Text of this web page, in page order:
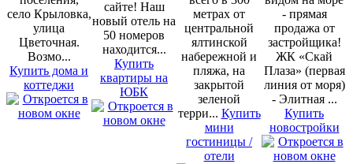
село Крыловка,
улица
Цветочная.
Возмо...
Купить дома и
коттеджи
сайте! Наш
новый отель на
50 номеров
находится...
Купить
квартиры на
ЮБК
метрах от
центральной
ялтинской
набережной и
пляжа, на
закрытой
зеленой
терри... Купить
мини
гостиницы /
отели
- прямая
продажа от
застройщика!
ЖК «Скай
Плаза» (первая
линия от моря)
- Элитная ...
Купить
новостройки